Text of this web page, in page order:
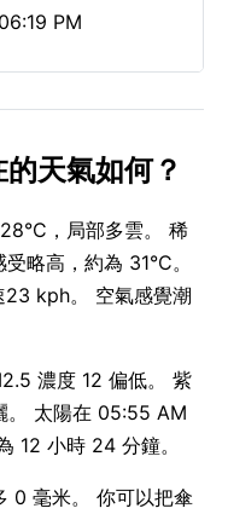
06:19 PM
天氣如何？
，局部多雲。 稀
略高，約為 31°C。
kph。 空氣感覺潮
濃度 12 偏低。 紫
。 太陽在 05:55 AM
12 小時 24 分鐘。
0 毫米。 你可以把傘